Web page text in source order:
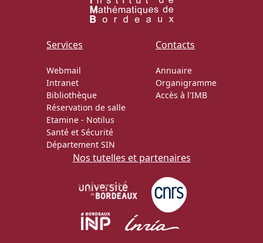
Services
Webmail
Intranet
Bibliothèque
Réservation de salle
Etamine - Notilus
Santé et Sécurité
Département SIN
Contacts
Annuaire
Organigramme
Accès à l'IMB
Nos tutelles et partenaires